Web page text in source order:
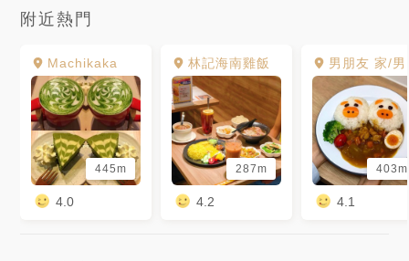
附近熱門
Machikaka
445m
4.0
林記海南雞飯
287m
4.2
男朋友 家/男朋友餐盒
403m
4.1